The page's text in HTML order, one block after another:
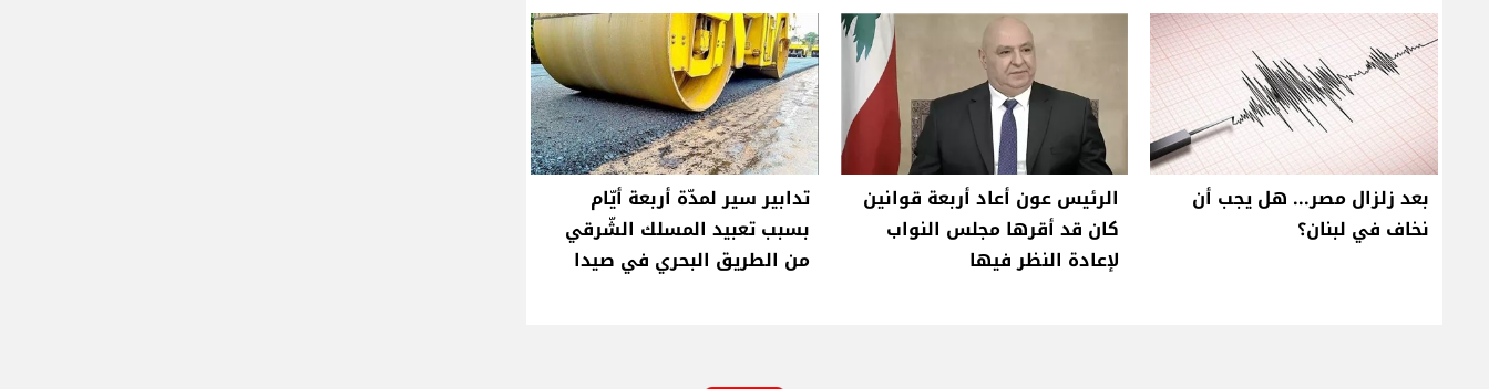
بعد زلزال مصر... هل يجب أن
نخاف في لبنان؟
الرئيس عون أعاد أربعة قوانين
كان قد أقرها مجلس النواب
لإعادة النظر فيها
تدابير سير لمدّة أربعة أيّام
بسبب تعبيد المسلك الشّرقي
من الطريق البحري في صيدا